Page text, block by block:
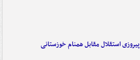
پیروزی استقلال مقابل همنام خوزستانی